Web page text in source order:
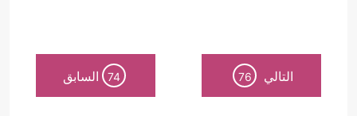
التالي 76
74 السابق